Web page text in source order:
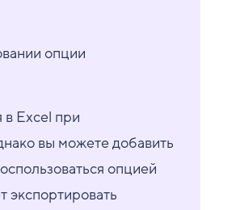
опции
в Excel при
вы можете добавить
опцией
экспортировать